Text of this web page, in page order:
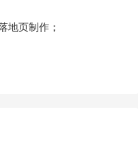
地页制作；